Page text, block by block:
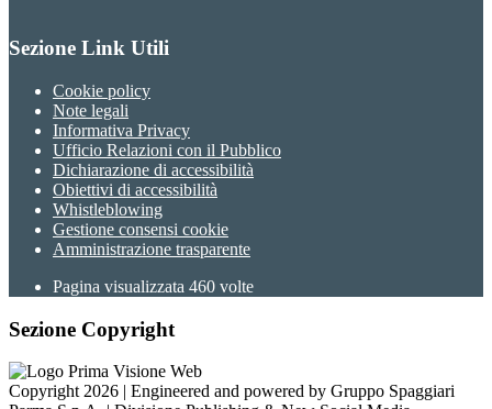
Sezione Link Utili
Cookie policy
Note legali
Informativa Privacy
Ufficio Relazioni con il Pubblico
Dichiarazione di accessibilità
Obiettivi di accessibilità
Whistleblowing
Gestione consensi cookie
Amministrazione trasparente
Pagina visualizzata 460 volte
Sezione Copyright
Copyright 2026 | Engineered and powered by Gruppo Spaggiari